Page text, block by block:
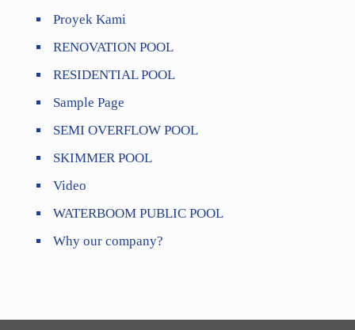
Proyek Kami
RENOVATION POOL
RESIDENTIAL POOL
Sample Page
SEMI OVERFLOW POOL
SKIMMER POOL
Video
WATERBOOM PUBLIC POOL
Why our company?